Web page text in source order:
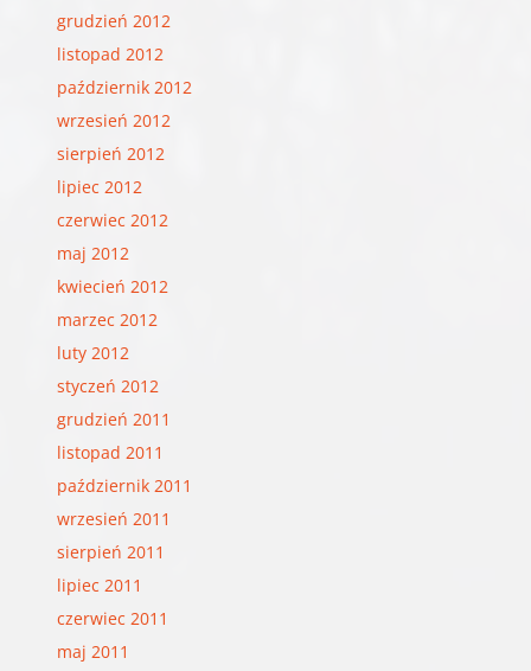
grudzień 2012
listopad 2012
październik 2012
wrzesień 2012
sierpień 2012
lipiec 2012
czerwiec 2012
maj 2012
kwiecień 2012
marzec 2012
luty 2012
styczeń 2012
grudzień 2011
listopad 2011
październik 2011
wrzesień 2011
sierpień 2011
lipiec 2011
czerwiec 2011
maj 2011